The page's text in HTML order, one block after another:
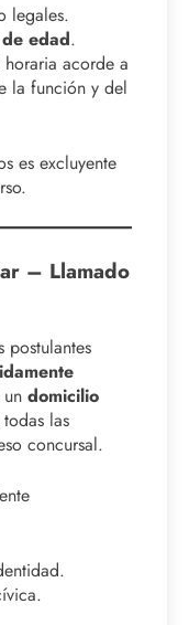
legales.
edad.
acorde a
la función y del
es excluyente
– Llamado
domicilio
las
concursal.